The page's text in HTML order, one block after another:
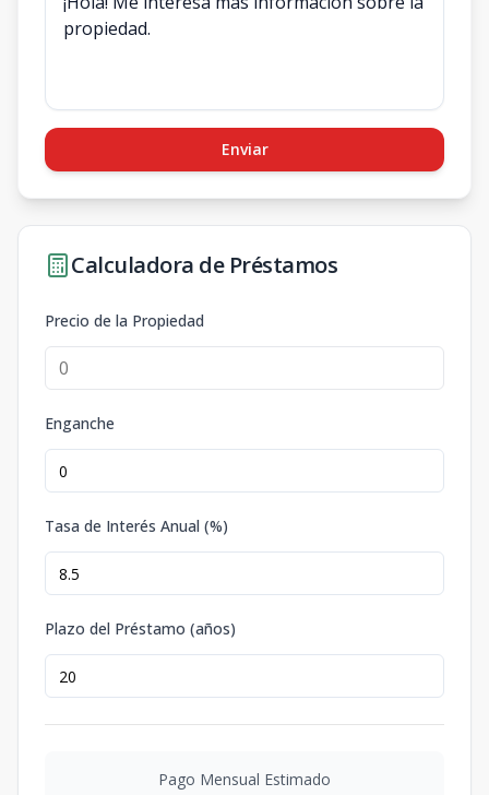
Enviar
Calculadora de Préstamos
Precio de la Propiedad
Enganche
Tasa de Interés Anual (%)
Plazo del Préstamo (años)
Pago Mensual Estimado